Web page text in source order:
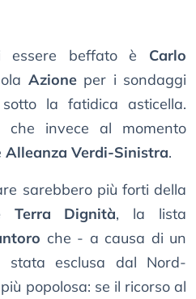
essere beffato è Carlo
Azioneper i sondaggi
la fatidica asticella.
che invece al momento
Alleanza Verdi-Sinistra.
sarebbero più forti della
Terra Dignità, la lista
che - a causa di un
esclusa dal Nord-
popolosa: se il ricorso al